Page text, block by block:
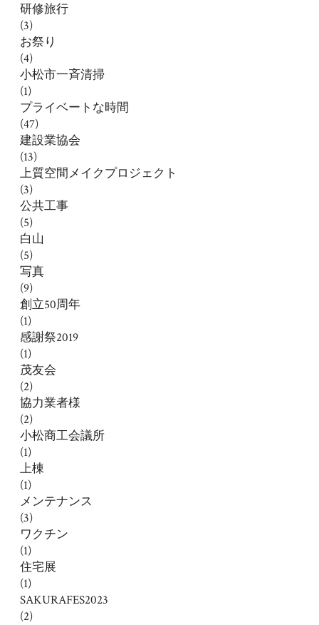
研修旅行
(3)
お祭り
(4)
小松市一斉清掃
(1)
プライベートな時間
(47)
建設業協会
(13)
上質空間メイクプロジェクト
(3)
公共工事
(5)
白山
(5)
写真
(9)
創立50周年
(1)
感謝祭2019
(1)
茂友会
(2)
協力業者様
(2)
小松商工会議所
(1)
上棟
(1)
メンテナンス
(3)
ワクチン
(1)
住宅展
(1)
SAKURAFES2023
(2)